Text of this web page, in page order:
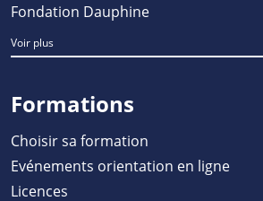
Fondation Dauphine
Voir plus
Formations
Choisir sa formation
Evénements orientation en ligne
Licences